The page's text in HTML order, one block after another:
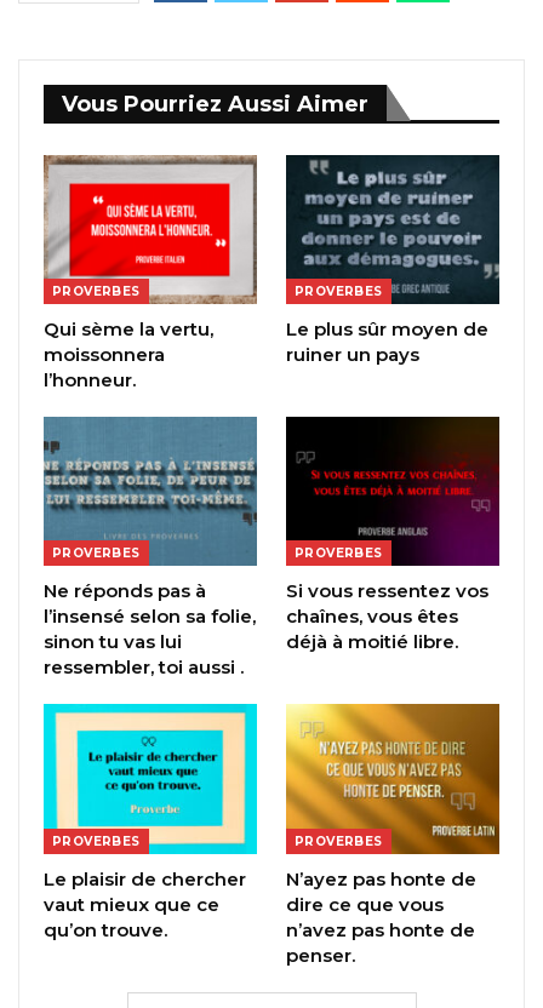
Vous Pourriez Aussi Aimer
PROVERBES
Qui sème la vertu,
moissonnera
l’honneur.
PROVERBES
Le plus sûr moyen de
ruiner un pays
PROVERBES
Ne réponds pas à
l’insensé selon sa folie,
sinon tu vas lui
ressembler, toi aussi .
PROVERBES
Si vous ressentez vos
chaînes, vous êtes
déjà à moitié libre.
PROVERBES
Le plaisir de chercher
vaut mieux que ce
qu’on trouve.
PROVERBES
N’ayez pas honte de
dire ce que vous
n’avez pas honte de
penser.